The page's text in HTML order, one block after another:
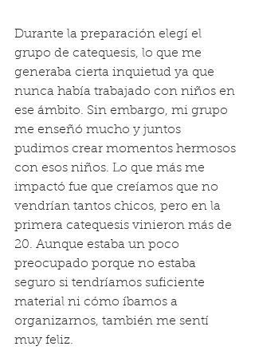
Durante la preparación elegí el
grupo de catequesis, lo que me
generaba cierta inquietud ya que
nunca había trabajado con niños en
ese ámbito. Sin embargo, mi grupo
me enseñó mucho y juntos
pudimos crear momentos hermosos
con esos niños. Lo que más me
impactó fue que creíamos que no
vendrían tantos chicos, pero en la
primera catequesis vinieron más de
20. Aunque estaba un poco
preocupado porque no estaba
seguro si tendríamos suficiente
material ni cómo íbamos a
organizarnos, también me sentí
muy feliz.